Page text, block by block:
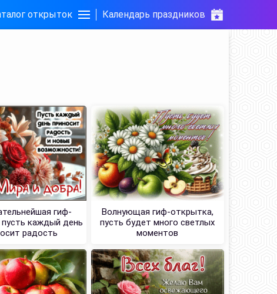
открыток Календарь праздников
гиф-
каждый день
радость
Волнующая гиф-открытка,
пусть будет много светлых
моментов